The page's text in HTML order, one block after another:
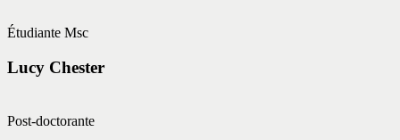
Étudiante Msc
Lucy Chester
Post-doctorante